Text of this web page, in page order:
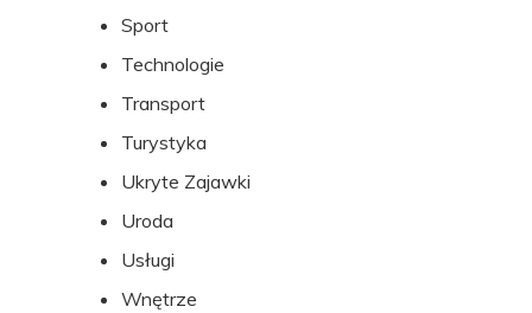
Sport
Technologie
Transport
Turystyka
Ukryte Zajawki
Uroda
Usługi
Wnętrze